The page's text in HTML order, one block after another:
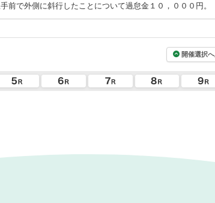
前で外側に斜行したことについて過怠金１０，０００円。
開催選択